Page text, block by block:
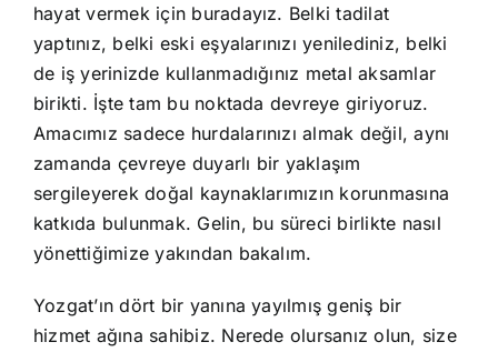
hayat vermek için buradayız. Belki tadilat
yaptınız, belki eski eşyalarınızı yenilediniz, belki
de iş yerinizde kullanmadığınız metal aksamlar
birikti. İşte tam bu noktada devreye giriyoruz.
Amacımız sadece hurdalarınızı almak değil, aynı
zamanda çevreye duyarlı bir yaklaşım
sergileyerek doğal kaynaklarımızın korunmasına
katkıda bulunmak. Gelin, bu süreci birlikte nasıl
yönettiğimize yakından bakalım.
Yozgat’ın dört bir yanına yayılmış geniş bir
hizmet ağına sahibiz. Nerede olursanız olun, size